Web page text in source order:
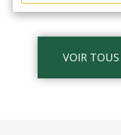
VOIR